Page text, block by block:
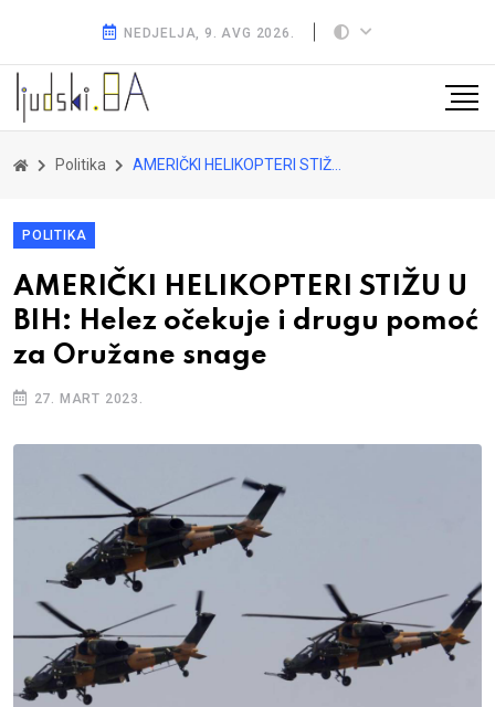
NEDJELJA, 9. AVG 2026.
Politika AMERIČKI HELIKOPTERI STIŽU U BIH: Helez očekuje i drugu pomoć za Oružane snage
POLITIKA
AMERIČKI HELIKOPTERI STIŽU U
BIH: Helez očekuje i drugu pomoć
za Oružane snage
27. MART 2023.